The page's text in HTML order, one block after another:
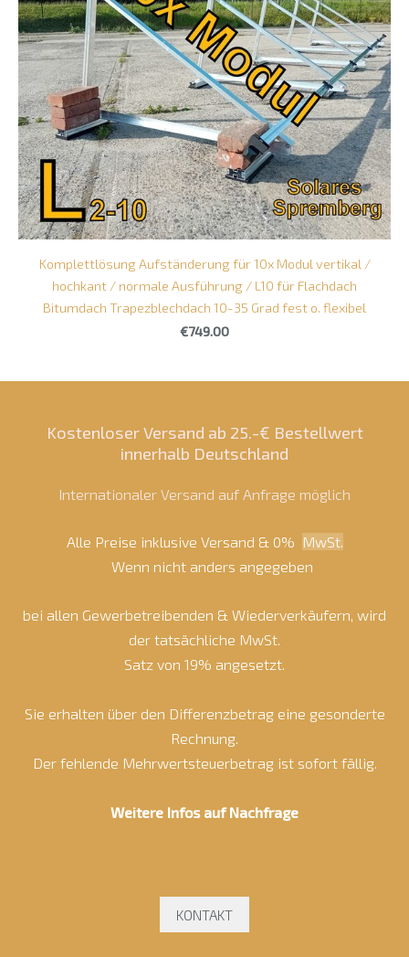
Kostenloser Versand ab 25.-€ Bestellwert
innerhalb Deutschland
Internationaler Versand auf Anfrage möglich
Alle Preise inklusive Versand & 0% MwSt.
Wenn nicht anders angegeben
bei allen Gewerbetreibenden & Wiederverkäufern, wird
der tatsächliche MwSt.
Satz von 19% angesetzt.
Sie erhalten über den Differenzbetrag eine gesonderte
Rechnung.
Der fehlende Mehrwertsteuerbetrag ist sofort fällig.
Weitere Infos auf Nachfrage
KONTAKT
Komplettlösung Aufständerung für 10x Modul vertikal /
hochkant / normale Ausführung / L10 für Flachdach
Bitumdach Trapezblechdach 10-35 Grad fest o. flexibel
€749.00